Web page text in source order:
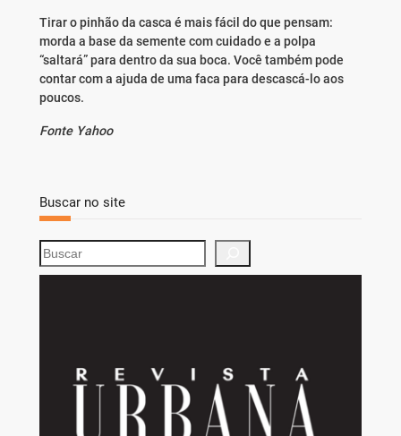
Tirar o pinhão da casca é mais fácil do que pensam:
morda a base da semente com cuidado e a polpa
“saltará” para dentro da sua boca. Você também pode
contar com a ajuda de uma faca para descascá-lo aos
poucos.
Fonte Yahoo
Buscar no site
S
e